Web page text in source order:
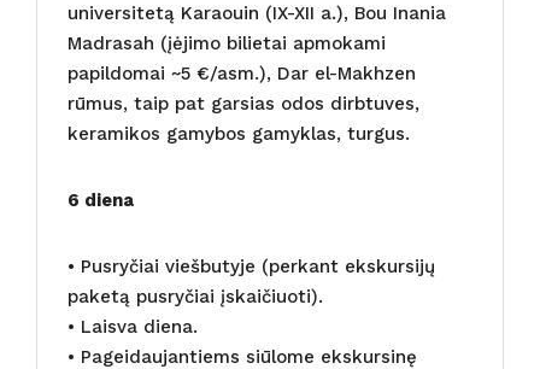
universitetą Karaouin (IX-XII a.), Bou Inania
Madrasah (įėjimo bilietai apmokami
papildomai ~5 €/asm.), Dar el-Makhzen
rūmus, taip pat garsias odos dirbtuves,
keramikos gamybos gamyklas, turgus.
6 diena
• Pusryčiai viešbutyje (perkant ekskursijų
paketą pusryčiai įskaičiuoti).
• Laisva diena.
• Pageidaujantiems siūlome ekskursinę